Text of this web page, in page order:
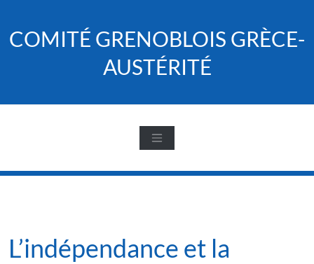
content
COMITÉ GRENOBLOIS GRÈCE-
AUSTÉRITÉ
L’indépendance et la